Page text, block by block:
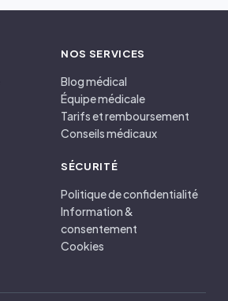
NOS SERVICES
Blog médical
Équipe médicale
Tarifs et remboursement
Conseils médicaux
SÉCURITÉ
Politique de confidentialité
Information &
consentement
Cookies